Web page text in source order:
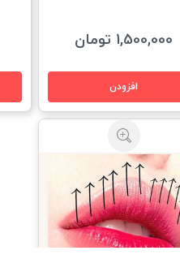
1,500,000 تومان